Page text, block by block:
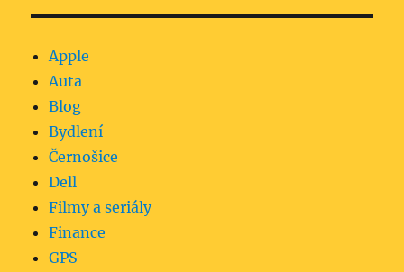
Apple
Auta
Blog
Bydlení
Černošice
Dell
Filmy a seriály
Finance
GPS